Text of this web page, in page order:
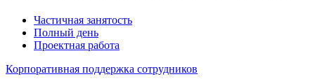
Частичная занятость
Полный день
Проектная работа
Корпоративная поддержка сотрудников